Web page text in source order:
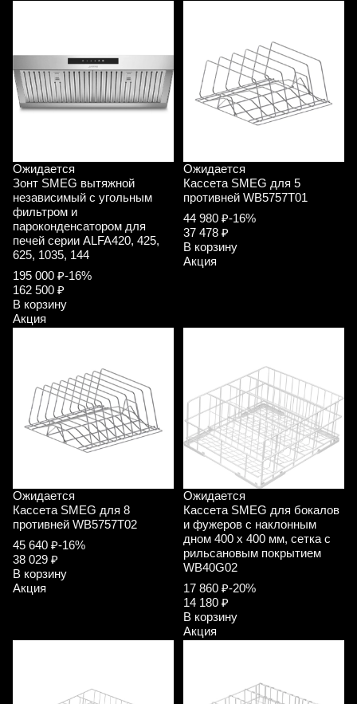
Ожидается
Зонт SMEG вытяжной
независимый с угольным
фильтром и
пароконденсатором для
печей серии ALFA420, 425,
625, 1035, 144
195 000 ₽-16%
162 500 ₽
В корзину
Акция
Ожидается
Кассета SMEG для 5
противней WB5757T01
44 980 ₽-16%
37 478 ₽
В корзину
Акция
Ожидается
Кассета SMEG для 8
противней WB5757T02
45 640 ₽-16%
38 029 ₽
В корзину
Акция
Ожидается
Кассета SMEG для бокалов
и фужеров с наклонным
дном 400 х 400 мм, сетка с
рильсановым покрытием
WB40G02
17 860 ₽-20%
14 180 ₽
В корзину
Акция